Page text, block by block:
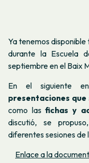
Ya tenemos
durante la Escuela
septiembre en el Baix
En el siguiente
presentaciones
como lasfichas y
discutió, se
diferentes sesiones de
Enlace a la